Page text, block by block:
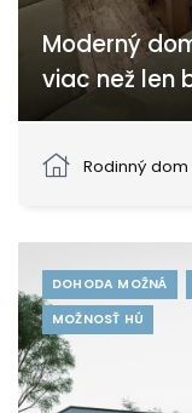
Moderný
viac než len
Rodinný dom
DOHODA MOŽNÁ
MOŽNOSŤ HÚ